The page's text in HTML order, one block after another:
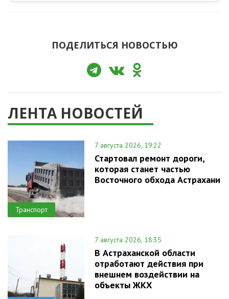
ПОДЕЛИТЬСЯ НОВОСТЬЮ
ЛЕНТА НОВОСТЕЙ
Транспорт
7 августа 2026, 19:22
Стартовал ремонт дороги,
которая станет частью
Восточного обхода Астрахани
7 августа 2026, 18:35
В Астраханской области
отработают действия при
внешнем воздействии на
объекты ЖКХ